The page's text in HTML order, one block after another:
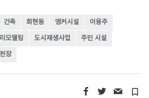
건축 회현동 앵커시설 이용주
리모델링 도시재생사업 주민 시설
천장
turned_in_not